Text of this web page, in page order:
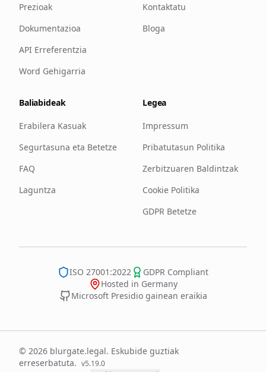
Prezioak
Dokumentazioa
API Erreferentzia
Word Gehigarria
Kontaktatu
Bloga
Baliabideak
Erabilera Kasuak
Segurtasuna eta Betetze
FAQ
Laguntza
Legea
Impressum
Pribatutasun Politika
Zerbitzuaren Baldintzak
Cookie Politika
GDPR Betetze
ISO 27001:2022
GDPR Compliant
Hosted in Germany
Microsoft Presidio gainean eraikia
© 2026 blurgate.legal. Eskubide guztiak
erreserbatuta. v5.19.0